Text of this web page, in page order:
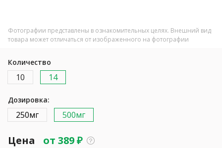
Фотографии представлены в ознакомительных целях. Внешний вид
товара может отличаться от изображенного на фотографии
Количество
10 14
Дозировка:
250мг 500мг
Цена от 389₽